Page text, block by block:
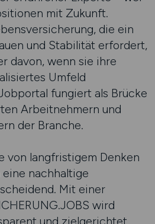
mit Zukunft.
die ein
und Stabilität erfordert,
davon, wenn sie ihre
Umfeld
fungiert als Brücke
Arbeitnehmern und
der Branche.
von langfristigem Denken
nachhaltige
Mit einer
wird
und zielgerichtet